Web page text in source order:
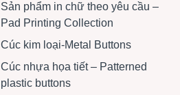
Sản phẩm in chữ theo yêu cầu –
Pad Printing Collection
Cúc kim loại-Metal Buttons
Cúc nhựa họa tiết – Patterned
plastic buttons